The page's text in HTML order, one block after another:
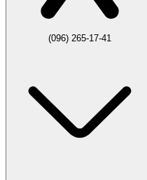
(096) 265-17-41